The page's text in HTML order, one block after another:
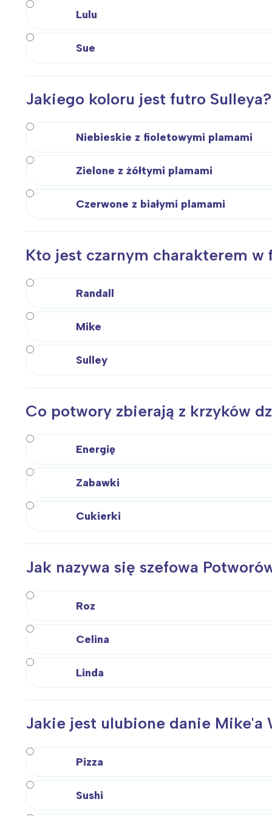
Lulu
Sue
Jakiego koloru jest futro Sulleya?
Niebieskie z fioletowymi plamami
Zielone z żółtymi plamami
Czerwone z białymi plamami
Kto jest czarnym charakterem w
Randall
Mike
Sulley
Co potwory zbierają z krzyków
Energię
Zabawki
Cukierki
Jak nazywa się szefowa
Roz
Celina
Linda
Jakie jest ulubione danie Mike'a
Pizza
Sushi